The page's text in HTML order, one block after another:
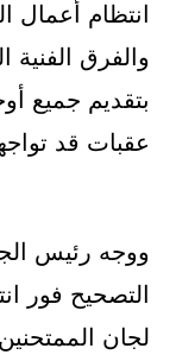
انتظام أعمال
والفرق الفنية
بتقديم جميع
عقبات قد
ووجه رئيس
التصحيح فور
لجان